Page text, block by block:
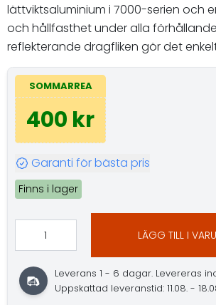
lättviktsaluminium i 7000-serien och
och hållfasthet under alla
reflekterande dragfliken gör det
SOMMARREA
400 kr
Garanti för bästa pris
Finns i lager
LÄGG TILL I
Leverans 1 - 6 dagar. Levereras
Uppskattad leveranstid: 11.08. -